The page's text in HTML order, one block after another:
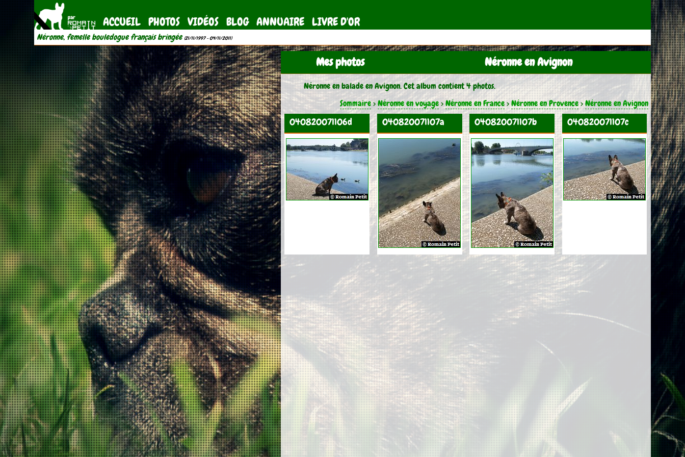
ACCUEIL PHOTOS VIDÉOS BLOG ANNUAIRE LIVRE D'OR
Néronne, femelle bouledogue français bringée (21/11/1997 - 04/11/2011)
Mes photos Néronne en Avignon
Néronne en balade en Avignon. Cet album contient 4 photos.
Sommaire>Néronne en voyage>Néronne en France>Néronne en Provence>Néronne en Avignon
040820071106d 040820071107a 040820071107b 040820071107c